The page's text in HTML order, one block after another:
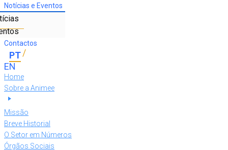
Notícias e Eventos
Contactos
Home
Sobre a Animee
Missão
Breve Historial
O Setor em Números
Órgãos Sociais